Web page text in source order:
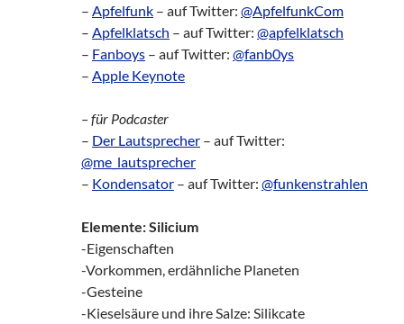
– Apfelfunk – auf Twitter: @ApfelfunkCom
– Apfelklatsch – auf Twitter: @apfelklatsch
– Fanboys – auf Twitter: @fanb0ys
– Apple Keynote
– für Podcaster
– Der Lautsprecher – auf Twitter:
@me_lautsprecher
– Kondensator – auf Twitter: @funkenstrahlen
Elemente: Silicium
-Eigenschaften
-Vorkommen, erdähnliche Planeten
-Gesteine
-Kieselsäure und ihre Salze: Silikcate